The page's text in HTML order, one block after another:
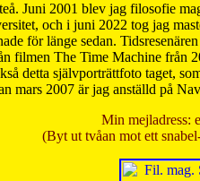
Juni 2001 blev jag filosofie
och i juni 2022 tog jag
för länge sedan.
filmen The Time Machine från
detta självporträttfoto taget,
mars 2007 är jag anställd på
Min mejladress:
(Byt ut tvåan mot ett